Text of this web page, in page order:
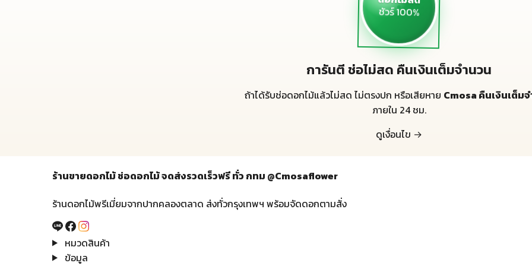
ชัวร์ 100%
การันตี ช่อไม่สด คืนเงินเต็มจำนวน
ถ้าได้รับช่อดอกไม้แล้วไม่สด ไม่ตรงปก หรือเสียหาย Cmosa คืนเงินเต็ม
ภายใน 24 ชม.
ดูเงื่อนไข →
ร้านขายดอกไม้ ช่อดอกไม้ จดส่งรวดเร็วฟรี ทั่ว กทม @Cmosaflower
ร้านดอกไม้พรีเมี่ยมจากปากคลองตลาด ส่งทั่วกรุงเทพฯ พร้อมจัดดอกตามสั่ง
หมวดสินค้า
ข้อมูล